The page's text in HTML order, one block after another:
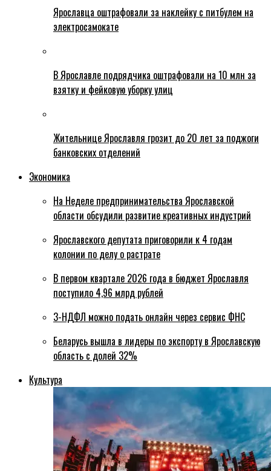
Ярославца оштрафовали за наклейку с питбулем на
электросамокате
В Ярославле подрядчика оштрафовали на 10 млн за
взятку и фейковую уборку улиц
Жительнице Ярославля грозит до 20 лет за поджоги
банковских отделений
Экономика
На Неделе предпринимательства Ярославской
области обсудили развитие креативных индустрий
Ярославского депутата приговорили к 4 годам
колонии по делу о растрате
В первом квартале 2026 года в бюджет Ярославля
поступило 4,96 млрд рублей
3-НДФЛ можно подать онлайн через сервис ФНС
Беларусь вышла в лидеры по экспорту в Ярославскую
область с долей 32%
Культура